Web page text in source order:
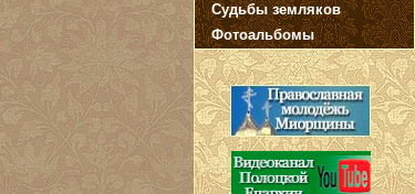
Судьбы земляков
Фотоальбомы